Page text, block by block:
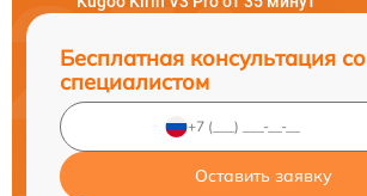
Бесплатная консультация со
специалистом
Оставить заявку